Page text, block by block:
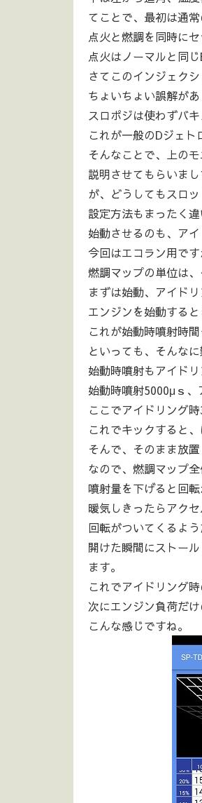
てことで、最初は通
点火と燃調を同時に
点火はノーマルと同
さてこのインジェク
ちょいちょい誤解があ
スロポジは使わずバ
これが一般のDジェト
そんなことで、上の
説明させてもらいま
が、どうしてもスロ
設定方法もまったく
始動させるのも、ア
今回はエコラン用で
燃調マップの単位は
まずは始動、アイドリ
エンジンを始動する
これが始動時噴射時
といっても、そんな
始動時噴射もアイド
始動時噴射5000μｓ、
ここでアイドリング
これでキックすると
そんで、そのまま放
なので、燃調マップ
噴射量を下げると回
暖気しきったらアク
回転がついてくるよ
開けた瞬間にストー
ます。
これでアイドリング
次にエンジン負荷だ
こんな感じですね。